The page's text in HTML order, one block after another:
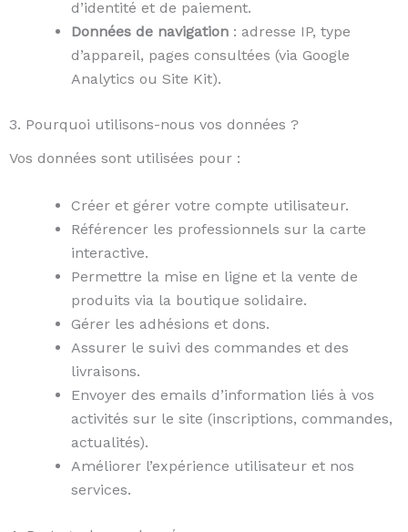
d’identité et de paiement.
Données de navigation : adresse IP, type
d’appareil, pages consultées (via Google
Analytics ou Site Kit).
3. Pourquoi utilisons-nous vos données ?
Vos données sont utilisées pour :
Créer et gérer votre compte utilisateur.
Référencer les professionnels sur la carte
interactive.
Permettre la mise en ligne et la vente de
produits via la boutique solidaire.
Gérer les adhésions et dons.
Assurer le suivi des commandes et des
livraisons.
Envoyer des emails d’information liés à vos
activités sur le site (inscriptions, commandes,
actualités).
Améliorer l’expérience utilisateur et nos
services.